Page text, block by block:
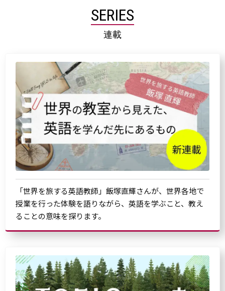
SERIES
連載
「世界を旅する英語教師」飯塚直輝さんが、世界各地で
授業を行った体験を語りながら、英語を学ぶこと、教え
ることの意味を探ります。